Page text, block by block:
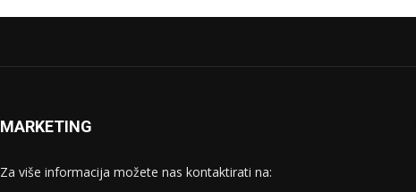
MARKETING
Za više informacija možete nas kontaktirati na: